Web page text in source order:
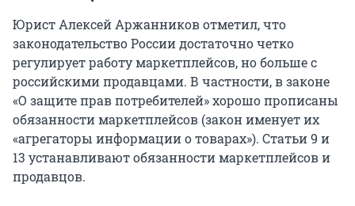
Юрист Алексей Аржанников отметил, что
законодательство России достаточно четко
регулирует работу маркетплейсов, но больше с
российскими продавцами. В частности, в законе
«О защите прав потребителей» хорошо прописаны
обязанности маркетплейсов (закон именует их
«агрегаторы информации о товарах»). Статьи 9 и
13 устанавливают обязанности маркетплейсов и
продавцов.